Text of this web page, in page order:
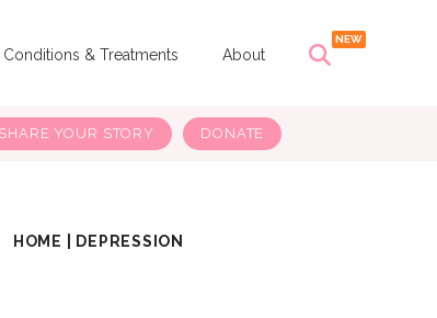
Conditions & Treatments About
SHARE YOUR STORY DONATE
HOME DEPRESSION